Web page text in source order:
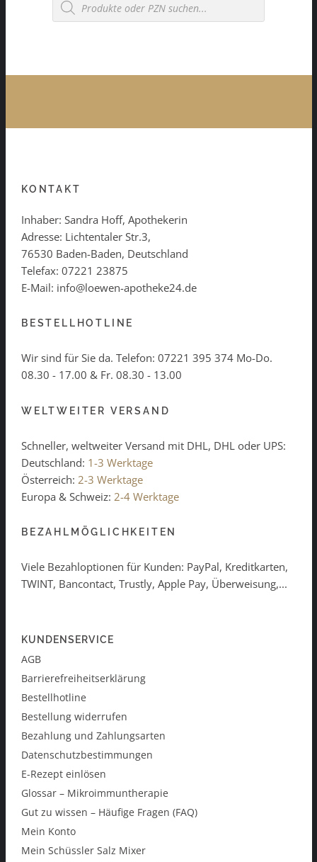
search
KONTAKT
Inhaber: Sandra Hoff, Apothekerin
Adresse: Lichtentaler Str.3,
76530 Baden-Baden, Deutschland
Telefax: 07221 23875
E-Mail: info@loewen-apotheke24.de
BESTELLHOTLINE
Wir sind für Sie da. Telefon: 07221 395 374 Mo-Do.
08.30 - 17.00 & Fr. 08.30 - 13.00
WELTWEITER VERSAND
Schneller, weltweiter Versand mit DHL, DHL oder UPS:
Deutschland: 1-3 Werktage
Österreich: 2-3 Werktage
Europa & Schweiz: 2-4 Werktage
BEZAHLMÖGLICHKEITEN
Viele Bezahloptionen für Kunden: PayPal, Kreditkarten,
TWINT, Bancontact, Trustly, Apple Pay, Überweisung,...
KUNDENSERVICE
AGB
Barrierefreiheitserklärung
Bestellhotline
Bestellung widerrufen
Bezahlung und Zahlungsarten
Datenschutzbestimmungen
E-Rezept einlösen
Glossar – Mikroimmuntherapie
Gut zu wissen – Häufige Fragen (FAQ)
Mein Konto
Mein Schüssler Salz Mixer